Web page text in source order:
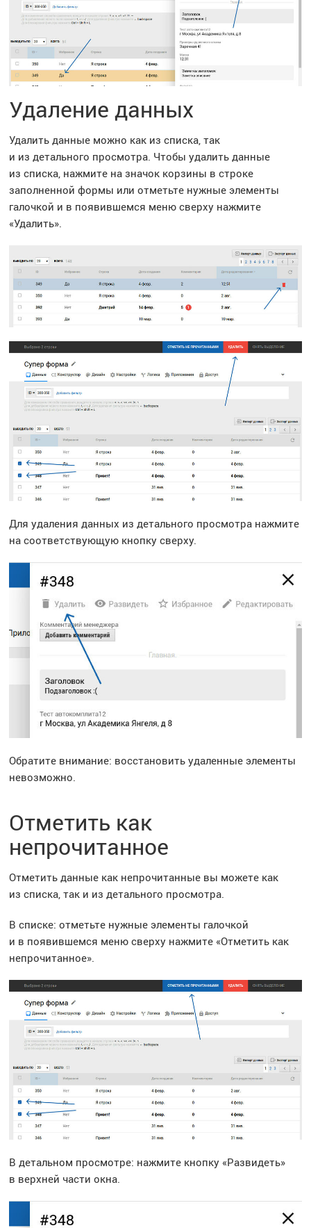
Удаление данных
Удалить данные можно как из списка, так
и из детального просмотра. Чтобы удалить данные
из списка, нажмите на значок корзины в строке
заполненной формы или отметьте нужные элементы
галочкой и в появившемся меню сверху нажмите
«Удалить».
Для удаления данных из детального просмотра нажмите
на соответствующую кнопку сверху.
Обратите внимание: восстановить удаленные элементы
невозможно.
Отметить как
непрочитанное
Отметить данные как непрочитанные вы можете как
из списка, так и из детального просмотра.
В списке: отметьте нужные элементы галочкой
и в появившемся меню сверху нажмите «Отметить как
непрочитанное».
В детальном просмотре: нажмите кнопку «Развидеть»
в верхней части окна.